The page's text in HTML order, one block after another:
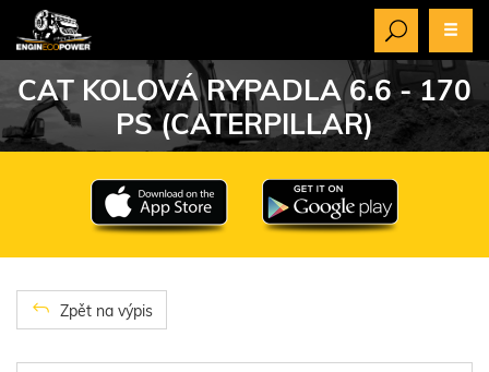
CAT KOLOVÁ RYPADLA 6.6 - 170
PS (CATERPILLAR)
Zpět na výpis